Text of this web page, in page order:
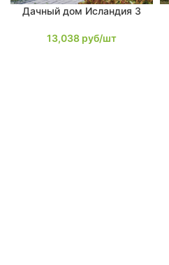
Дачный дом Исландия 3
13,038 руб/шт